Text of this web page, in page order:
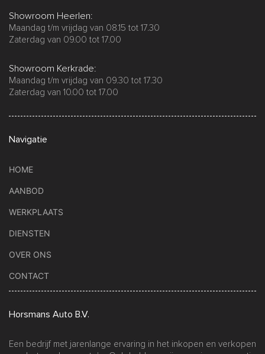
Showroom Heerlen:
Maandag t/m vrijdag van 08.15 tot 17.30
Zaterdag van 09.00 tot 17.00
Showroom Kerkrade:
Maandag t/m vrijdag van 09.30 tot 17.30
Zaterdag van 10.00 tot 17.00
Navigatie
HOME
AANBOD
WERKPLAATS
DIENSTEN
OVER ONS
CONTACT
Horsmans Auto B.V.
Een bedrijf met jarenlange ervaring in het inkopen en verkopen